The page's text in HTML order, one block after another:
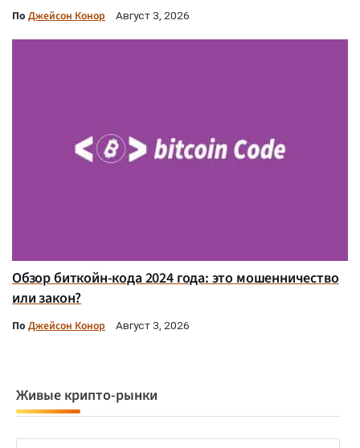
По Джейсон Конор Август 3, 2026
Обзор биткойн-кода 2024 года: это мошенничество
или закон?
По Джейсон Конор Август 3, 2026
Живые крипто-рынки